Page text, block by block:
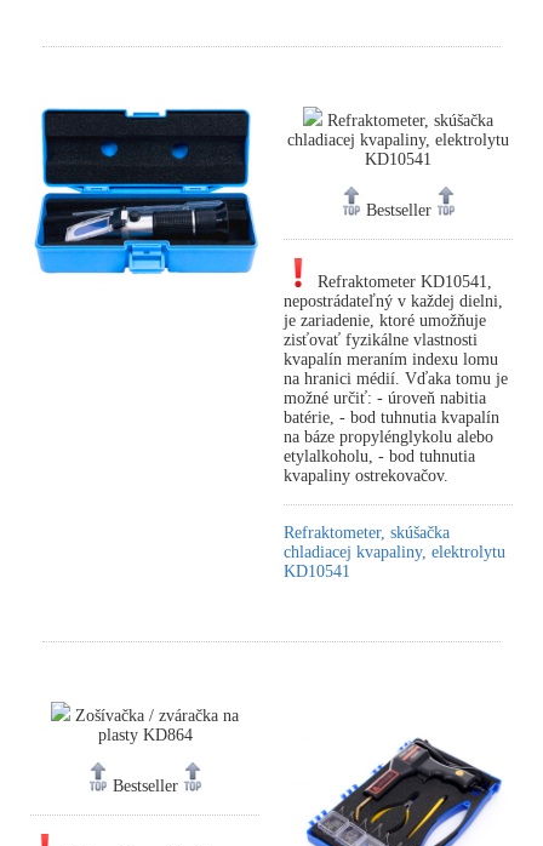
Refraktometer, skúšačka
chladiacej kvapaliny, elektrolytu
KD10541
Bestseller
Refraktometer KD10541,
nepostrádateľný v každej dielni,
je zariadenie, ktoré umožňuje
zisťovať fyzikálne vlastnosti
kvapalín meraním indexu lomu
na hranici médií. Vďaka tomu je
možné určiť: - úroveň nabitia
batérie, - bod tuhnutia kvapalín
na báze propylénglykolu alebo
etylalkoholu, - bod tuhnutia
kvapaliny ostrekovačov.
Refraktometer, skúšačka
chladiacej kvapaliny, elektrolytu
KD10541
Zošívačka / zváračka na
plasty KD864
Bestseller